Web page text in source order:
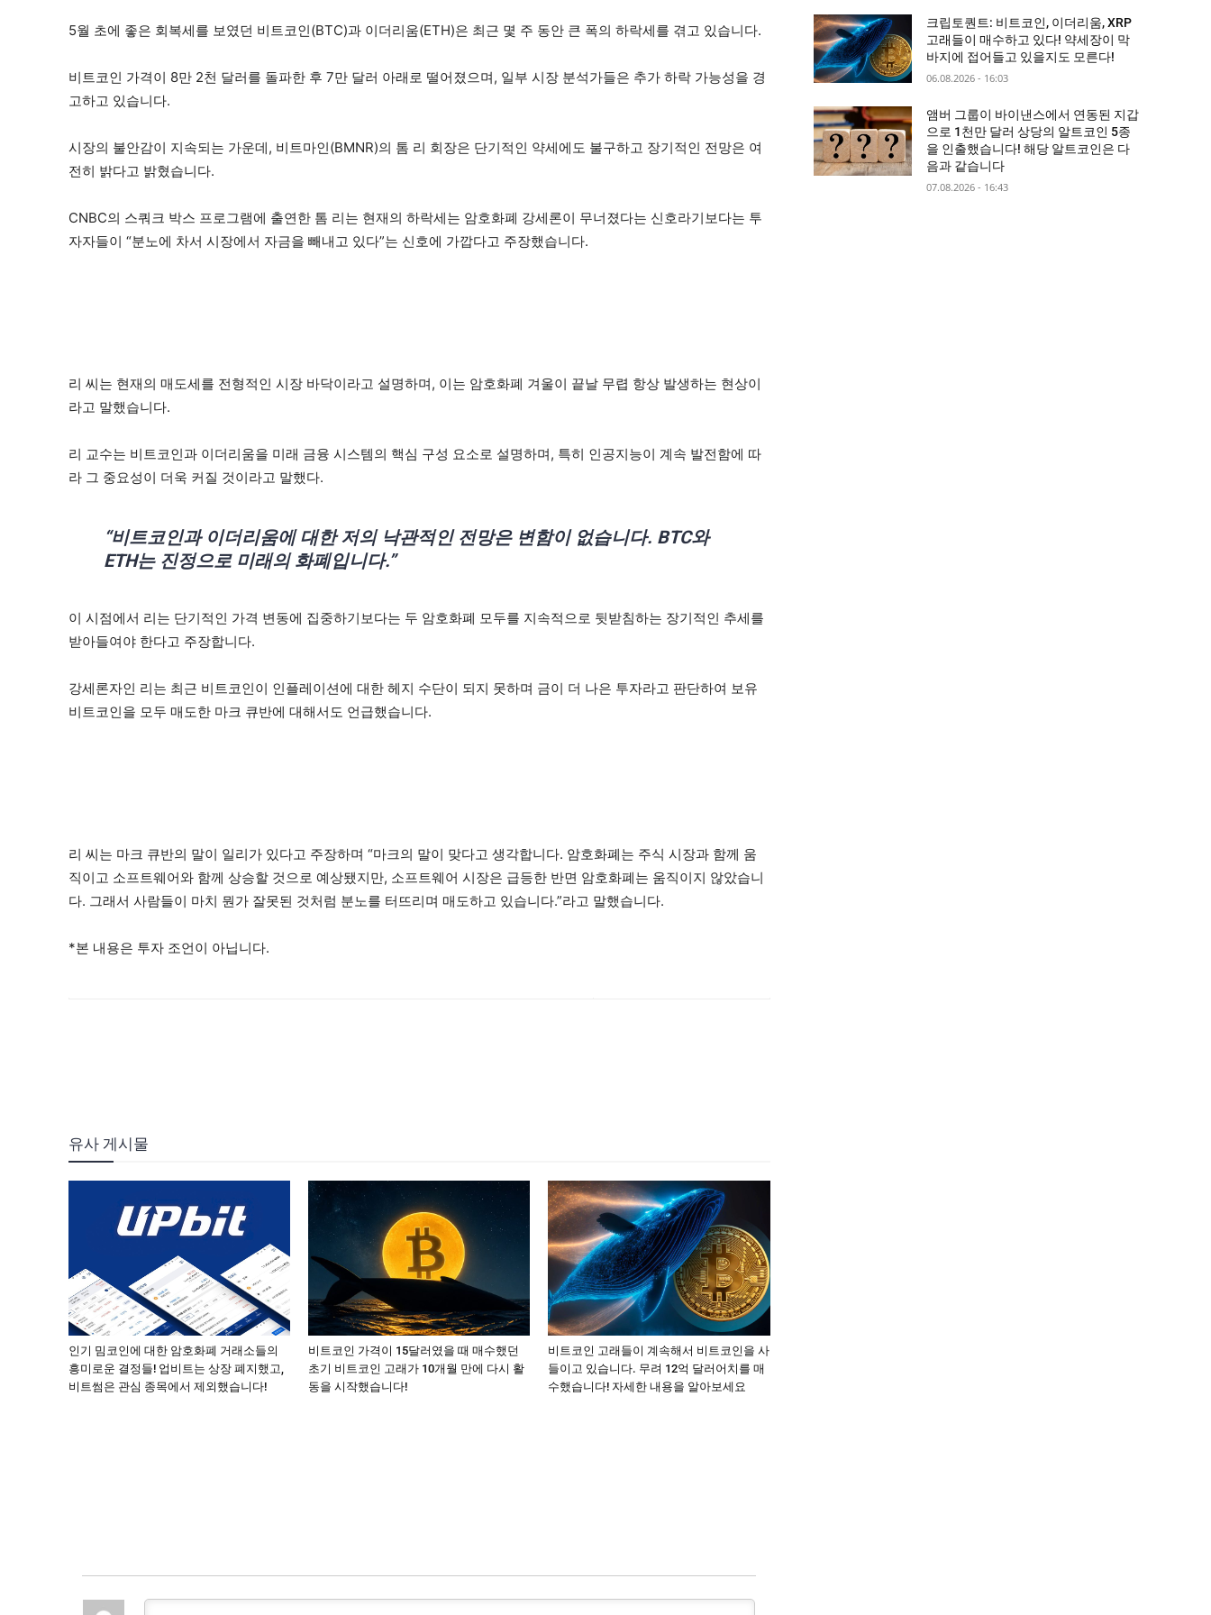
5월 초에 좋은 회복세를 보였던 비트코인(BTC)과 이더리움(ETH)은 최근 몇 주 동안 큰 폭의 하락세를 겪고 있습니다.
비트코인 가격이 8만 2천 달러를 돌파한 후 7만 달러 아래로 떨어졌으며, 일부 시장 분석가들은 추가 하락 가능성을 경
고하고 있습니다.
시장의 불안감이 지속되는 가운데, 비트마인(BMNR)의 톰 리 회장은 단기적인 약세에도 불구하고 장기적인 전망은 여
전히 밝다고 밝혔습니다.
CNBC의 스쿼크 박스 프로그램에 출연한 톰 리는 현재의 하락세는 암호화폐 강세론이 무너졌다는 신호라기보다는 투
자자들이 “분노에 차서 시장에서 자금을 빼내고 있다”는 신호에 가깝다고 주장했습니다.
리 씨는 현재의 매도세를 전형적인 시장 바닥이라고 설명하며, 이는 암호화폐 겨울이 끝날 무렵 항상 발생하는 현상이
라고 말했습니다.
리 교수는 비트코인과 이더리움을 미래 금융 시스템의 핵심 구성 요소로 설명하며, 특히 인공지능이 계속 발전함에 따
라 그 중요성이 더욱 커질 것이라고 말했다.
“비트코인과 이더리움에 대한 저의 낙관적인 전망은 변함이 없습니다. BTC와
ETH는 진정으로 미래의 화폐입니다.”
이 시점에서 리는 단기적인 가격 변동에 집중하기보다는 두 암호화폐 모두를 지속적으로 뒷받침하는 장기적인 추세를
받아들여야 한다고 주장합니다.
강세론자인 리는 최근 비트코인이 인플레이션에 대한 헤지 수단이 되지 못하며 금이 더 나은 투자라고 판단하여 보유
비트코인을 모두 매도한 마크 큐반에 대해서도 언급했습니다.
리 씨는 마크 큐반의 말이 일리가 있다고 주장하며 “마크의 말이 맞다고 생각합니다. 암호화폐는 주식 시장과 함께 움
직이고 소프트웨어와 함께 상승할 것으로 예상됐지만, 소프트웨어 시장은 급등한 반면 암호화폐는 움직이지 않았습니
다. 그래서 사람들이 마치 뭔가 잘못된 것처럼 분노를 터뜨리며 매도하고 있습니다.”라고 말했습니다.
*본 내용은 투자 조언이 아닙니다.
유사 게시물
인기 밈코인에 대한 암호화폐 거래소들의
흥미로운 결정들! 업비트는 상장 폐지했고,
비트썸은 관심 종목에서 제외했습니다!
비트코인 가격이 15달러였을 때 매수했던
초기 비트코인 고래가 10개월 만에 다시 활
동을 시작했습니다!
비트코인 고래들이 계속해서 비트코인을 사
들이고 있습니다. 무려 12억 달러어치를 매
수했습니다! 자세한 내용을 알아보세요
크립토퀀트: 비트코인, 이더리움, XRP
고래들이 매수하고 있다! 약세장이 막
바지에 접어들고 있을지도 모른다!
06.08.2026 - 16:03
앰버 그룹이 바이낸스에서 연동된 지갑
으로 1천만 달러 상당의 알트코인 5종
을 인출했습니다! 해당 알트코인은 다
음과 같습니다
07.08.2026 - 16:43